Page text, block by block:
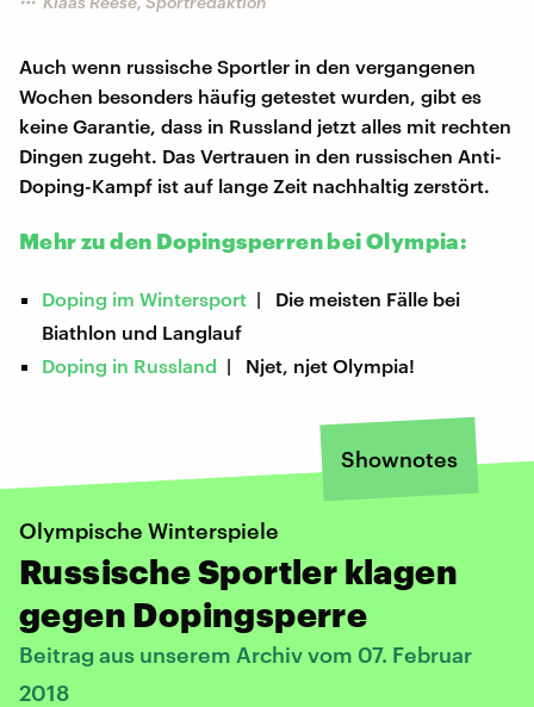
Auch wenn russische Sportler in den vergangenen
Wochen besonders häufig getestet wurden, gibt es
keine Garantie, dass in Russland jetzt alles mit rechten
Dingen zugeht. Das Vertrauen in den russischen Anti-
Doping-Kampf ist auf lange Zeit nachhaltig zerstört.
Mehr zu den Dopingsperren bei Olympia:
Doping im Wintersport | Die meisten Fälle bei
Biathlon und Langlauf
Doping in Russland | Njet, njet Olympia!
Shownotes
Olympische Winterspiele
Russische Sportler klagen
gegen Dopingsperre
Beitrag aus unserem Archiv vom 07. Februar
2018